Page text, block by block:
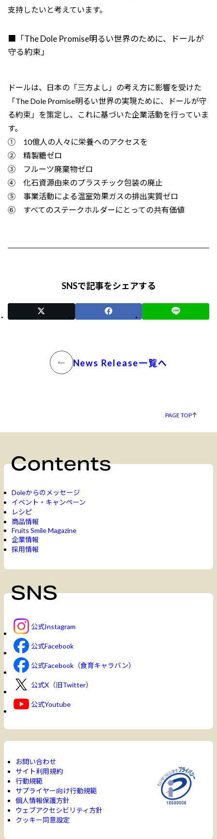
支持したいと考えています。
■「The Dole Promise明るい世界のために、ドールが
守る約束」
ドールは、日本の「三方よし」の考え方に影響を受けた
「The Dole Promise明るい世界の実現ために、ドールが守
る約束」を策定し、これに基づいた企業活動を行っていま
す。
① 10億人の人々に栄養へのアクセスを
② 精製糖ゼロ
③ フルーツ廃棄物ゼロ
④ 化石資源由来のプラスチック包装の廃止
⑤ 事業活動による温室効果ガスの排出実質ゼロ
⑥ すべてのステークホルダーにとっての共有価値
SNSで記事をシェアする
News Release一覧へ
PAGE TOP
Doleからのメッセージ
イベント・キャンペーン
レシピ
商品情報
Fruits Smile Magazine
企業情報
採用情報
公式Instagram
公式Facebook
公式Facebook（食育キャラバン）
公式X（旧Twitter）
公式Youtube
お問い合わせ
サイト利用規約
行動規範
サプライヤー向け行動規範
個人情報保護方針
ウェブアクセシビリティ方針
クッキー同意設定